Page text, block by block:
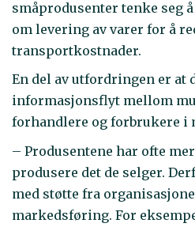
småprodusenter tenke seg
om levering av varer for å
transportkostnader.
En del av utfordringen er at
informasjonsflyt mellom
forhandlere og forbrukere i
– Produsentene har ofte
produsere det de selger.
med støtte fra
markedsføring. For